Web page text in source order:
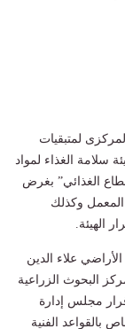
لمتبقيات
سلامة الغذاء لمواد
الغذائي” بغرض
المعمل وكذلك
الهيئة.
علاء الدين
البحوث الزراعية
مجلس إدارة
لسلامة الغذاء رقم ١٧ لسنة ٢٠٢٢ الخاص بالقواعد الفنية